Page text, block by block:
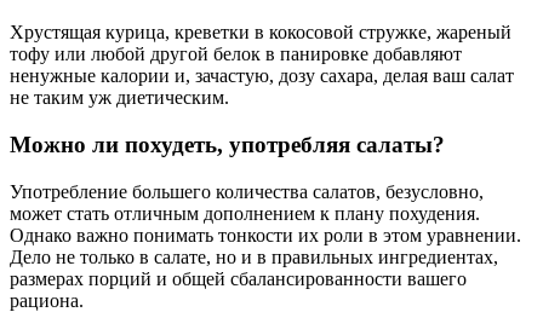
Хрустящая курица, креветки в кокосовой стружке, жареный
тофу или любой другой белок в панировке добавляют
ненужные калории и, зачастую, дозу сахара, делая ваш салат
не таким уж диетическим.
Можно ли похудеть, употребляя салаты?
Употребление большего количества салатов, безусловно,
может стать отличным дополнением к плану похудения.
Однако важно понимать тонкости их роли в этом уравнении.
Дело не только в салате, но и в правильных ингредиентах,
размерах порций и общей сбалансированности вашего
рациона.